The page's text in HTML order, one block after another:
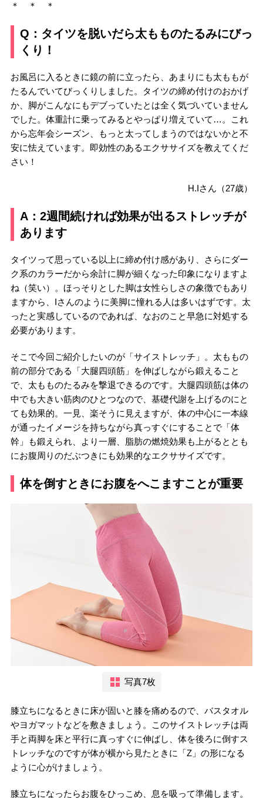
＊ ＊ ＊
Q：タイツを脱いだら太もものたるみにびっ
くり！
お風呂に入るときに鏡の前に立ったら、あまりにも太ももが
たるんでいてびっくりしました。タイツの締め付けのおかげ
か、脚がこんなにもデブっていたとは全く気づいていません
でした。体重計に乗ってみるとやっぱり増えていて…。これ
から忘年会シーズン、もっと太ってしまうのではないかと不
安に怯えています。即効性のあるエクササイズを教えてくだ
さい！
H.Iさん（27歳）
A：2週間続ければ効果が出るストレッチが
あります
タイツって思っている以上に締め付け感があり、さらにダー
ク系のカラーだから余計に脚が細くなった印象になりますよ
ね（笑い）。ほっそりとした脚は女性らしさの象徴でもあり
ますから、Iさんのように美脚に憧れる人は多いはずです。太
ったと実感しているのであれば、なおのこと早急に対処する
必要があります。
そこで今回ご紹介したいのが「サイストレッチ」。太ももの
前の部分である「大腿四頭筋」を伸ばしながら鍛えること
で、太もものたるみを撃退できるのです。大腿四頭筋は体の
中でも大きい筋肉のひとつなので、基礎代謝を上げるのにと
ても効果的。一見、楽そうに見えますが、体の中心に一本線
が通ったイメージを持ちながら真っすぐにすることで「体
幹」も鍛えられ、より一層、脂肪の燃焼効果も上がるととも
にお腹周りのだぶつきにも効果的なエクササイズです。
体を倒すときにお腹をへこますことが重要
写真7枚
膝立ちになるときに床が固いと膝を痛めるので、バスタオル
やヨガマットなどを敷きましょう。このサイストレッチは両
手と両脚を床と平行に真っすぐに伸ばし、体を後ろに倒すス
トレッチなのですが体が横から見たときに「Z」の形になる
ように心がけましょう。
膝立ちになったらお腹をひっこめ、息を吸って準備します。